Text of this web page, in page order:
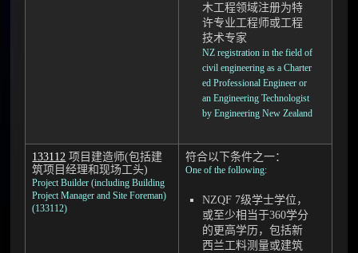
木工程领域注册为特
许专业工程师或工程
技术专家
NZ registration in the field of
civil engineering as a Charter
ed Professional Engineer or
an Engineering Technologist
by Engineering New Zealand
133112 项目建造师(包括建
筑项目经理和现场工头)
Project Builder (including Building
Project Manager and Site Foreman)
(133112)
符合以下条件之一：
One of the following:
NZQF 7级学士学位，
或至少相当于360学分
的更高学历，包括新
西兰工料测量或建筑